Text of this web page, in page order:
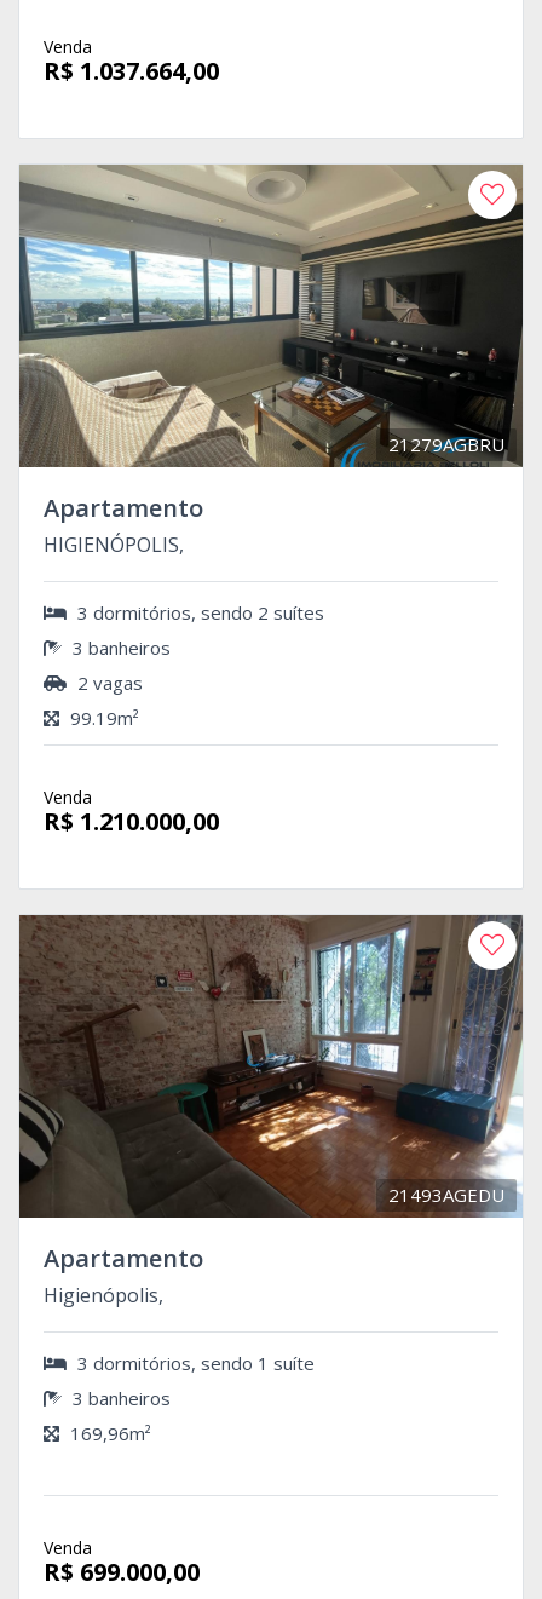
Venda
R$ 1.037.664,00
21279AGBRU
Apartamento
HIGIENÓPOLIS,
3 dormitórios, sendo 2 suítes
3 banheiros
2 vagas
99.19m²
Venda
R$ 1.210.000,00
21493AGEDU
Apartamento
Higienópolis,
3 dormitórios, sendo 1 suíte
3 banheiros
169,96m²
Venda
R$ 699.000,00